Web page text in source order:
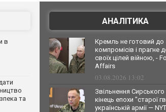
в
та
АНАЛІТИКА
Кремль не готовий до
компромісів і прагне
своїх цілей війною, -
Affairs
03.08.2026 13:02
Звільнення
кінець епохи "старої
українській армії — NYT